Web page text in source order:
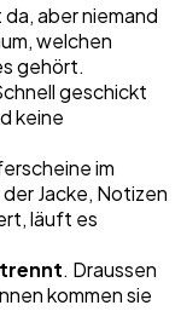
da, aber niemand
welchen
gehört.
geschickt
keine
im
Jacke, Notizen
läuft es
. Draussen
kommen sie